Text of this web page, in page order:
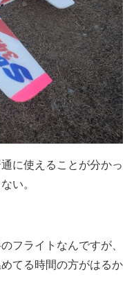
に使えることが分かっ
い。
フライトなんですが、
てる時間の方がはるか